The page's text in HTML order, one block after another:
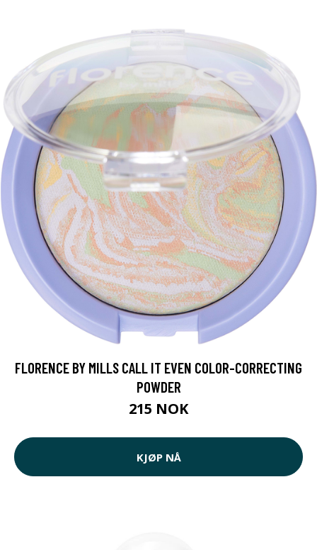
FLORENCE BY MILLS CALL IT EVEN COLOR-CORRECTING
POWDER
215 NOK
KJØP NÅ